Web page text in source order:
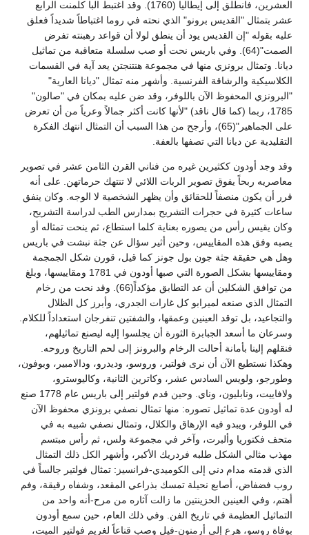
العشرين، فانطلق إلى إيطاليا (1760). وقد اغتبط البا كلمنت الرابع
عشر بتمثال "القديس برونو" الذي نحته في روما اغتباطاً شديداً فعلق
عليه بقوله "إن القديس يود أن ينطق لولا أن قواعد رهبنته تفرض
الصمت"(64). وفي باريس نحت أو صب سلسلة متعاقبة من تماثيل
ديانا. وتمثال برونزي منها في مجموعة هنتنجتن يعد آية في القسمات
الكلاسيكية والرشاقة الفرنسية. وأشهر منه تمثال "ديانا العارية"
"البرونزي المحفوظ الآن باللوفر، وقد ضن عليه بمكان في "صالون"
1785، ربما (كما قال ناقد) "لأنها كانت أكثر جمالاً وعرياً من أن تعرض
على الجماهير"(65)، وأرجح من هذا السبب أن التمثال انتهك الفكرة
التقليدية عن ديانا التي تصفها بالعفة.
وقد وجد أودون ككثيرين غيره من فناني القرن الثامن عشر في تصوير
معاصريه ربحاً يفوق تصوير الربات اللائي لا تنتهك حرماتهن. على أنه
قرر أن يكون منصفاً للحقائق وأن يظهر الشخصية لا الوجه. وكان ينفق
ساعات كثيرة في حجرات التشريح بمدارس الطب لدراسة التشريح،
وكان يقيس رأس من يصوره بعناية كلما استطاع، ثم ينحت تمثاله أو
يصبه وفق هذه المقاييس، وحين أثير سؤال عن جثة نبشت في باريس
وهل هي حقيقة جثة جون بول جونز كما قيل، قورن شكل الجمجمة
ومقاييسها بشكل الصورة التي صبها أودون في 1781 ومقاييسها، وبلغ
من توافق الشكلين أن عد التطابق مؤكداً(66). وقد نحت من رخام
التمثال الذي صنعه لميرابو كل غارات الجدري، وأبرز كل الظلال
والتجاعيد، بل توقد العينين وعمقها، والشفتين تنفرجان استعداداً للكلام.
وسرعان ما أسعد الجبابرة الثورة أن يجلسوا إليه ليصنع تماثيلهم،
فنقلهم إلينا بأمانة أحالت الرخام والبرونز إلى لحم التاريخ وروحه.
وهكذا نستطيع الآن أن نرى فولتير، وروسو، وديدرو، ودالامبير، وبوفون،
وطورجو، ولويس السادس عشر، وكاترين الثانية، وكاليوسترو،
ولافاييت، ونابليون، وناي. وحين قدم فولتير إلى باريس عام 1778 صنع
له أودون عدة تماثيل تصوره: منها تمثال نصفي برونزي محفوظ الآن
في اللوفر، ويبدو فيه الإرهاق والكلال، وتمثال نصفي شبيه به في
متحف فكتوريا وألبرت، وآخر في مجموعة ولس، ثم رأس مبتسم
مهذب مثالي الشكل طلبه فردريك الأكبر، وأشهر الكل ذلك التمثال
الذي قدمته مدام دني إلى الكوميدي-فرانسيز: تمثال فولتير جالساً في
روب فضفاض، أصابع نحيلة تمسك بذراعي المقعد، وشفاه رقيقة، وفم
أهتم، وفي العينين الحزينتين ما زالت آثاره من مرح-أنه واحد من
التماثيل العظيمة في تاريخ الفن. وفي ذلك العام، حين سمع أودون
بوفاة روسو، هرع إلى أرمنون-فيل وصب قناعاً لغريم فولتير الميت،